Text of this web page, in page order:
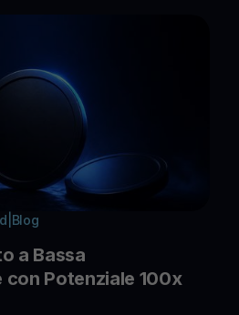
Blog
a Bassa
con Potenziale 100x